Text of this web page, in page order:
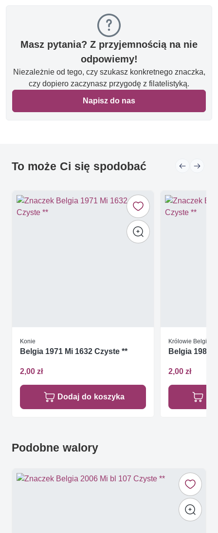
Masz pytania? Z przyjemnością na nie
odpowiemy!
Niezależnie od tego, czy szukasz konkretnego znaczka,
czy dopiero zaczynasz przygodę z filatelistyką.
Napisz do nas
To może Ci się spodobać
Konie
Belgia 1971 Mi 1632 Czyste **
2,00 zł
Dodaj do koszyka
Królowie Belgijscy
Belgia 1983
2,00 zł
Podobne walory